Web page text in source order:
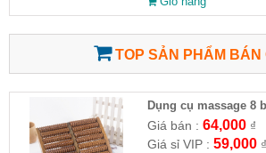
TOP SẢN PHẨM BÁN
Dụng cụ massage 8
Giá bán : 64,000₫
Giá sỉ VIP : 59,000₫